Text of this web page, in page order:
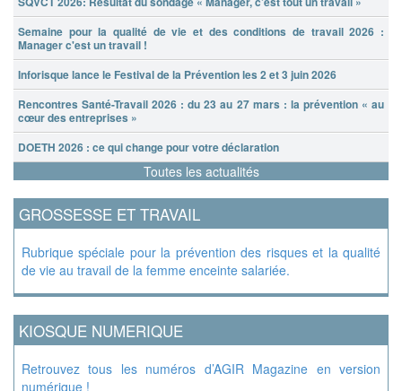
Semaine pour la qualité de vie et des conditions de travail 2026 :
Manager c'est un travail !
Inforisque lance le Festival de la Prévention les 2 et 3 juin 2026
Rencontres Santé-Travail 2026 : du 23 au 27 mars : la prévention « au
cœur des entreprises »
DOETH 2026 : ce qui change pour votre déclaration
Toutes les actualités
GROSSESSE ET TRAVAIL
Rubrique spéciale pour la prévention des risques et la qualité
de vie au travail de la femme enceinte salariée.
KIOSQUE NUMERIQUE
Retrouvez tous les numéros d’AGIR Magazine en version
numérique !